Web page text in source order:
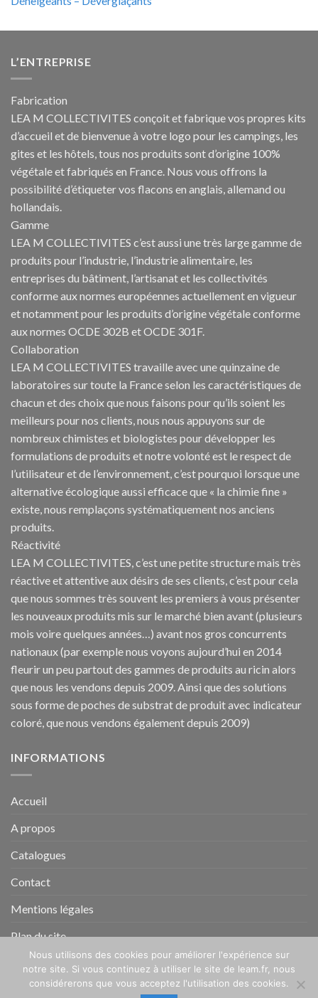
L’ENTREPRISE
Fabrication
LEA M COLLECTIVITES conçoit et fabrique vos propres kits
d’accueil et de bienvenue à votre logo pour les campings, les
gites et les hôtels, tous nos produits sont d’origine 100%
végétale et fabriqués en France. Nous vous offrons la
possibilité d’étiqueter vos flacons en anglais, allemand ou
hollandais.
Gamme
LEA M COLLECTIVITES c’est aussi une très large gamme de
produits pour l’industrie, l’industrie alimentaire, les
entreprises du bâtiment, l’artisanat et les collectivités
conforme aux normes européennes actuellement en vigueur
et notamment pour les produits d’origine végétale conforme
aux normes OCDE 302B et OCDE 301F.
Collaboration
LEA M COLLECTIVITES travaille avec une quinzaine de
laboratoires sur toute la France selon les caractéristiques de
chacun et des choix que nous faisons pour qu’ils soient les
meilleurs pour nos clients, nous nous appuyons sur de
nombreux chimistes et biologistes pour développer les
formulations de produits et notre volonté est le respect de
l’utilisateur et de l’environnement, c’est pourquoi lorsque une
alternative écologique aussi efficace que « la chimie fine »
existe, nous remplaçons systématiquement nos anciens
produits.
Réactivité
LEA M COLLECTIVITES, c’est une petite structure mais très
réactive et attentive aux désirs de ses clients, c’est pour cela
que nous sommes très souvent les premiers à vous présenter
les nouveaux produits mis sur le marché bien avant (plusieurs
mois voire quelques années…) avant nos gros concurrents
nationaux (par exemple nous voyons aujourd’hui en 2014
fleurir un peu partout des gammes de produits au ricin alors
que nous les vendons depuis 2009. Ainsi que des solutions
sous forme de poches de substrat de produit avec indicateur
coloré, que nous vendons également depuis 2009)
INFORMATIONS
Accueil
A propos
Catalogues
Contact
Mentions légales
Plan du site
ACCUEIL A PROPOS CATALOGUES
CONTACT
MENTIONS LÉGALES
Nous utilisons des cookies pour améliorer l'expérience sur
notre site. Si vous continuez à utiliser le site de leam.fr, nous
considérerons que vous acceptez l'utilisation des cookies.